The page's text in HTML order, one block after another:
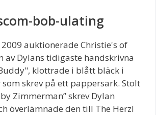
bob-ulating
auktionerade Christie's of
av Dylans tidigaste handskrivna
klottrade i blått bläck i
skrev på ett pappersark. Stolt
Zimmerman” skrev Dylan
överlämnade den till The Herzl